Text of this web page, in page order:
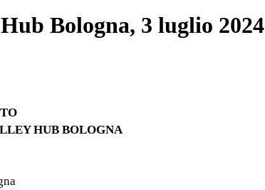
Bologna, 3 luglio 2024
HUB BOLOGNA